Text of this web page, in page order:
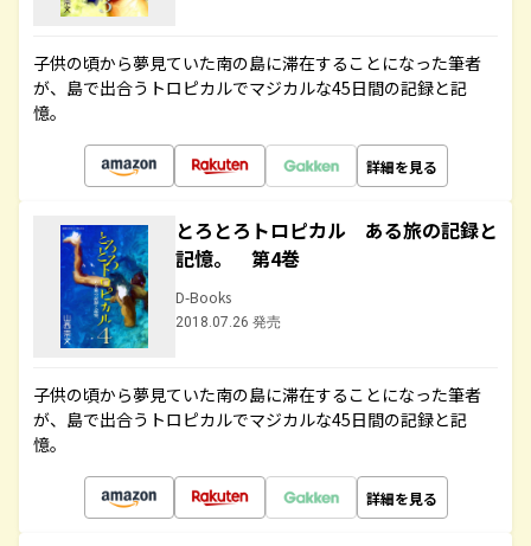
子供の頃から夢見ていた南の島に滞在することになった筆者
が、島で出合うトロピカルでマジカルな45日間の記録と記
憶。
詳細を見る
とろとろトロピカル ある旅の記録と
記憶。 第4巻
D-Books
2018.07.26 発売
子供の頃から夢見ていた南の島に滞在することになった筆者
が、島で出合うトロピカルでマジカルな45日間の記録と記
憶。
詳細を見る